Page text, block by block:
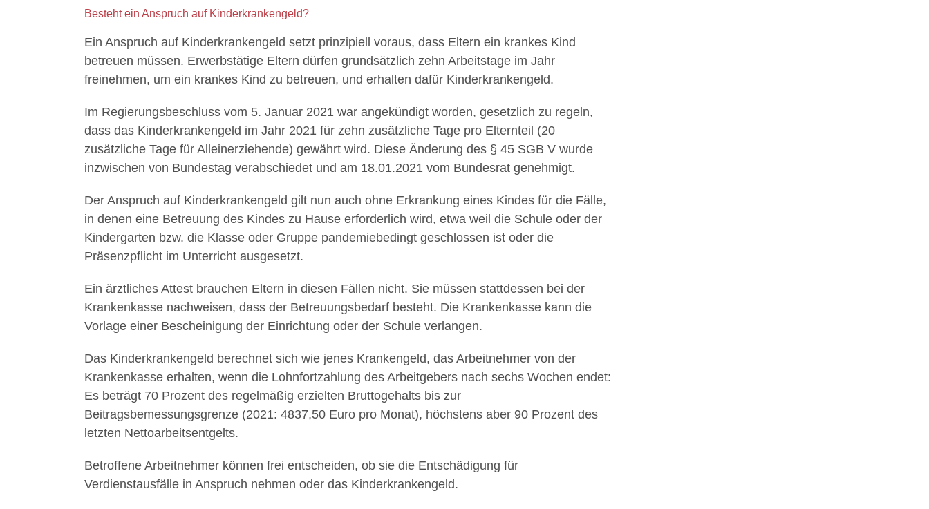
Besteht ein Anspruch auf Kinderkrankengeld?
Ein Anspruch auf Kinderkrankengeld setzt prinzipiell voraus, dass Eltern ein krankes Kind
betreuen müssen. Erwerbstätige Eltern dürfen grundsätzlich zehn Arbeitstage im Jahr
freinehmen, um ein krankes Kind zu betreuen, und erhalten dafür Kinderkrankengeld.
Im Regierungsbeschluss vom 5. Januar 2021 war angekündigt worden, gesetzlich zu regeln,
dass das Kinderkrankengeld im Jahr 2021 für zehn zusätzliche Tage pro Elternteil (20
zusätzliche Tage für Alleinerziehende) gewährt wird. Diese Änderung des § 45 SGB V wurde
inzwischen von Bundestag verabschiedet und am 18.01.2021 vom Bundesrat genehmigt.
Der Anspruch auf Kinderkrankengeld gilt nun auch ohne Erkrankung eines Kindes für die Fälle,
in denen eine Betreuung des Kindes zu Hause erforderlich wird, etwa weil die Schule oder der
Kindergarten bzw. die Klasse oder Gruppe pandemiebedingt geschlossen ist oder die
Präsenzpflicht im Unterricht ausgesetzt.
Ein ärztliches Attest brauchen Eltern in diesen Fällen nicht. Sie müssen stattdessen bei der
Krankenkasse nachweisen, dass der Betreuungsbedarf besteht. Die Krankenkasse kann die
Vorlage einer Bescheinigung der Einrichtung oder der Schule verlangen.
Das Kinderkrankengeld berechnet sich wie jenes Krankengeld, das Arbeitnehmer von der
Krankenkasse erhalten, wenn die Lohnfortzahlung des Arbeitgebers nach sechs Wochen endet:
Es beträgt 70 Prozent des regelmäßig erzielten Bruttogehalts bis zur
Beitragsbemessungsgrenze (2021: 4837,50 Euro pro Monat), höchstens aber 90 Prozent des
letzten Nettoarbeitsentgelts.
Betroffene Arbeitnehmer können frei entscheiden, ob sie die Entschädigung für
Verdienstausfälle in Anspruch nehmen oder das Kinderkrankengeld.